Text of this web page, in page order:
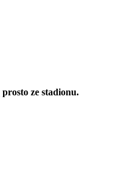
prosto ze stadionu.